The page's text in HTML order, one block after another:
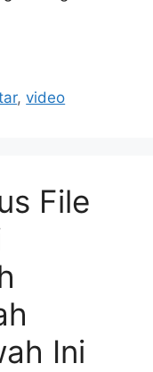
,video
File
Ini